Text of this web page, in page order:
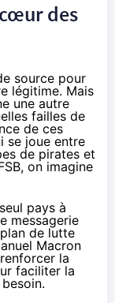
des
source pour
légitime. Mais
une autre
failles de
de ces
se joue entre
de pirates et
on imagine
pays à
messagerie
de lutte
Macron
la
faciliter la